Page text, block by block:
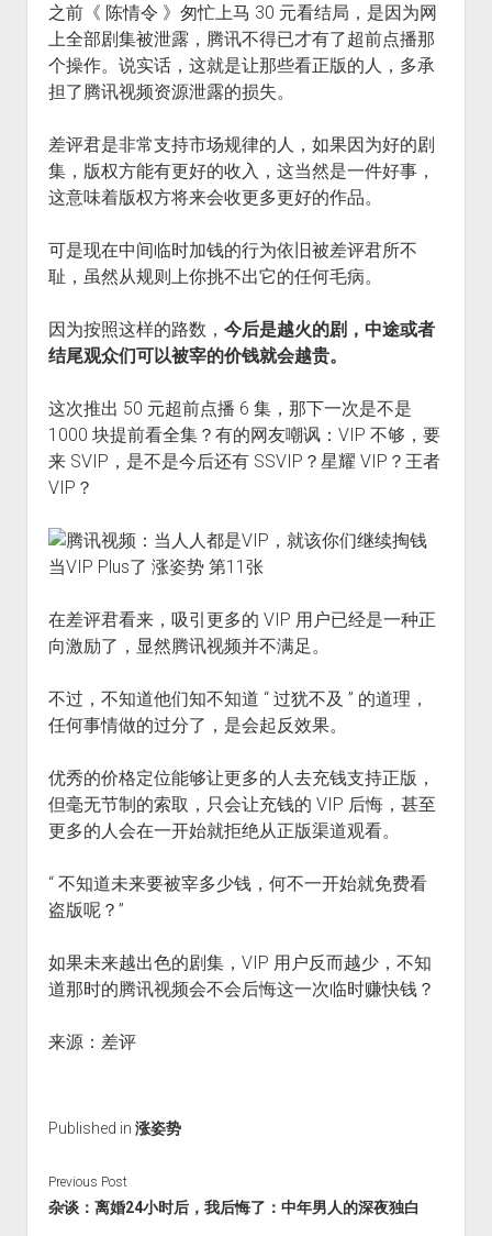
之前《 陈情令 》匆忙上马 30 元看结局，是因为网
上全部剧集被泄露，腾讯不得已才有了超前点播那
个操作。说实话，这就是让那些看正版的人，多承
担了腾讯视频资源泄露的损失。
差评君是非常支持市场规律的人，如果因为好的剧
集，版权方能有更好的收入，这当然是一件好事，
这意味着版权方将来会收更多更好的作品。
可是现在中间临时加钱的行为依旧被差评君所不
耻，虽然从规则上你挑不出它的任何毛病。
因为按照这样的路数， 今后是越火的剧，中途或者
结尾观众们可以被宰的价钱就会越贵。
这次推出 50 元超前点播 6 集，那下一次是不是
1000 块提前看全集？有的网友嘲讽：VIP 不够，要
来 SVIP，是不是今后还有 SSVIP？星耀 VIP？王者
VIP？
在差评君看来，吸引更多的 VIP 用户已经是一种正
向激励了，显然腾讯视频并不满足。
不过，不知道他们知不知道 “ 过犹不及 ” 的道理，
任何事情做的过分了，是会起反效果。
优秀的价格定位能够让更多的人去充钱支持正版，
但毫无节制的索取，只会让充钱的 VIP 后悔，甚至
更多的人会在一开始就拒绝从正版渠道观看。
“ 不知道未来要被宰多少钱，何不一开始就免费看
盗版呢？”
如果未来越出色的剧集，VIP 用户反而越少，不知
道那时的腾讯视频会不会后悔这一次临时赚快钱？
来源：差评
Published in 涨姿势
Previous Post
杂谈：离婚24小时后，我后悔了：中年男人的深夜独白